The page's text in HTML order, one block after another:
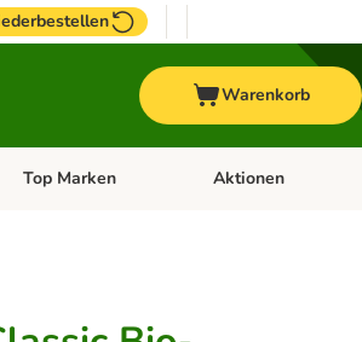
Warenkorb
Kategorie-Menü öffnen: Vet & Spezialfutter
Top Marken Kategorie-Menü
Aktionen